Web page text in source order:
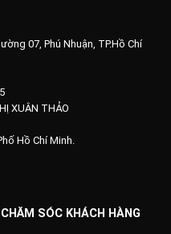
07, Phú Nhuận, TP.Hồ Chí
XUÂN THẢO
Hồ Chí Minh.
CHĂM SÓC KHÁCH HÀNG